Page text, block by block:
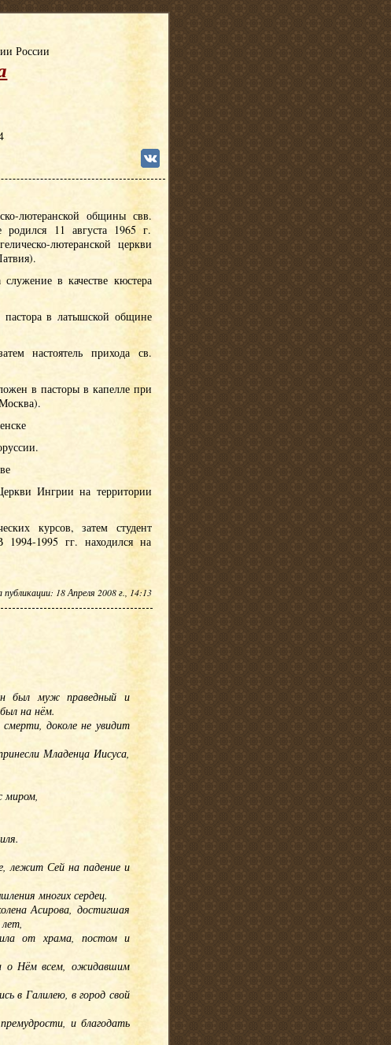
России
лютеранской общины свв.
11 августа 1965 г.
лютеранской церкви
в качестве кюстера
в латышской общине
настоятель прихода св.
в пасторы в капелле при
Ингрии на территории
курсов, затем студент
1995 гг. находился на
18 Апреля 2008 г., 14:13
был муж праведный и
на нём.
доколе не увидит
Младенца Иисуса,
миром,
лежит Сей на падение и
многих сердец.
Асирова, достигшая
от храма, постом и
о Нём всем, ожидавшим
в Галилею, в город свой
и благодать